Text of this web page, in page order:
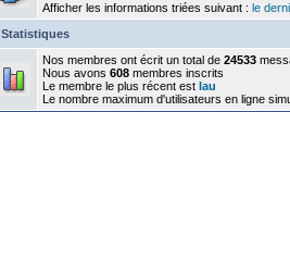
Afficher les informations triées suivant : le
Statistiques
Nos membres ont écrit un total de 24533
Nous avons 608 membres inscrits
Le membre le plus récent est lau
Le nombre maximum d'utilisateurs en ligne